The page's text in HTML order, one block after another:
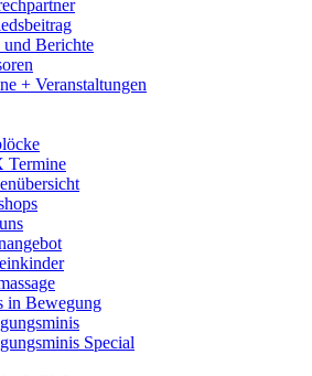
Berichte
+ Veranstaltungen
Termine
in Bewegung
Special